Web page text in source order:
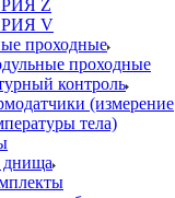
Z
V
проходные
проходные
контроль
(измерение
тела)
днища